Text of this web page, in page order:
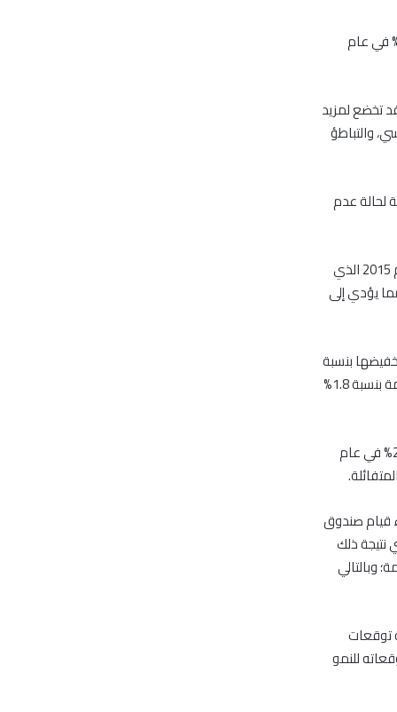
عن بنك قطر الوطني، اليوم الأحد، إنه من المتوقع أن يبلغ النمو العالمي 2.9% في عام
تخضع لمزيد
والتباطؤ
لحالة عدم
وتوقع أن يبلغ متوسط أسعار النفط 41 دولاراً للبرميل في عام 2016؛ أي أقل من متوسط عام 2015 الذي
مما يؤدي إلى
إلى تعديل صندوق النقد الدولي توقعاته للنمو العالمي في 2016 بتخفيضها بنسبة
0.1 نقطة مئوية إلى 3.1%، حيث يتوقع صندوق النقد الدولي حالياً أن تنمو الاقتصادات المتقدمة بنسبة 1.8%
ونتيجة لذلك، وبحسب التقرير، فقد توقع “قطر الوطني” انخفاض معدل النمو العالمي إلى 2.9% في عام
قيام صندوق
نتيجة ذلك
وبالتالي
مراجعة توقعات
يراجع توقعاته للنمو